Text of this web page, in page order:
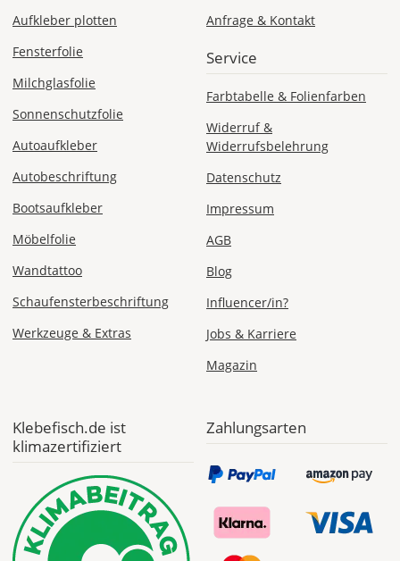
Mi., 12.08.
Produktionsaufschlag
Versandkosten 14,99
EUR
vom
Die
genauen
Produktionskosten
Checkout
angezeigt.
Aufkleber plotten
Fensterfolie
Milchglasfolie
Sonnenschutzfolie
Autoaufkleber
Autobeschriftung
Bootsaufkleber
Möbelfolie
Wandtattoo
Schaufensterbeschriftung
Werkzeuge & Extras
Anfrage & Kontakt
Service
Farbtabelle & Folienfarben
Widerruf &
Widerrufsbelehrung
Datenschutz
Impressum
AGB
Blog
Influencer/in?
Jobs & Karriere
Magazin
Klebefisch.de ist
klimazertifiziert
Zahlungsarten